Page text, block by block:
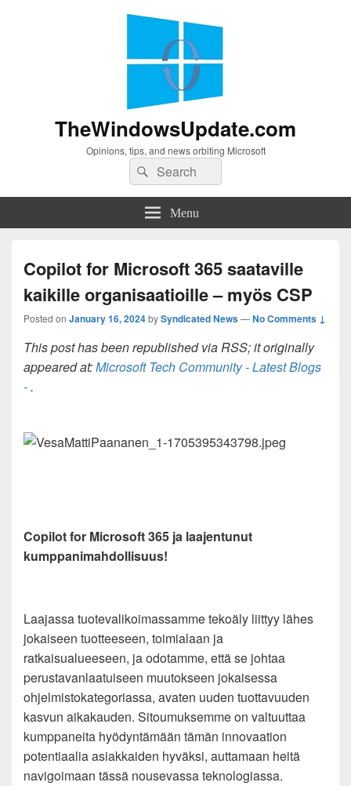
TheWindowsUpdate.com
Opinions, tips, and news orbiting Microsoft
Search
for:
Search
Menu
Copilot for Microsoft 365 saataville
kaikille organisaatioille – myös CSP
Posted on January 16, 2024bySyndicated News—No Comments ↓
This post has been republished via RSS; it originally
appeared at:Microsoft Tech Community - Latest Blogs
-.
Copilot for Microsoft 365 ja laajentunut
kumppanimahdollisuus!
Laajassa tuotevalikoimassamme tekoäly liittyy lähes
jokaiseen tuotteeseen, toimialaan ja
ratkaisualueeseen, ja odotamme, että se johtaa
perustavanlaatuiseen muutokseen jokaisessa
ohjelmistokategoriassa, avaten uuden tuottavuuden
kasvun aikakauden. Sitoumuksemme on valtuuttaa
kumppaneita hyödyntämään tämän innovaation
potentiaalia asiakkaiden hyväksi, auttamaan heitä
navigoimaan tässä nousevassa teknologiassa.